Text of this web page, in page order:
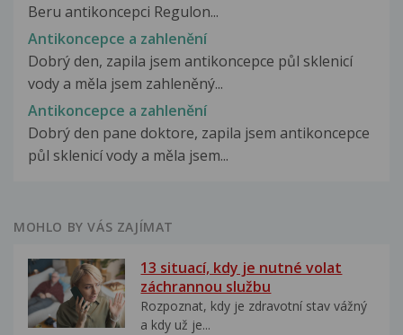
Beru antikoncepci Regulon...
Antikoncepce a zahlenění
Dobrý den, zapila jsem antikoncepce půl sklenicí
vody a měla jsem zahleněný...
Antikoncepce a zahlenění
Dobrý den pane doktore, zapila jsem antikoncepce
půl sklenicí vody a měla jsem...
MOHLO BY VÁS ZAJÍMAT
13 situací, kdy je nutné volat
záchrannou službu
Rozpoznat, kdy je zdravotní stav vážný
a kdy už je...